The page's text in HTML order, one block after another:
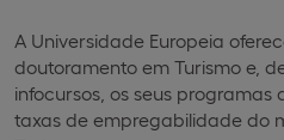
A Universidade Europeia
doutoramento em Turismo e,
infocursos, os seus programas
taxas de empregabilidade do